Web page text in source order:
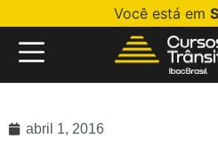
Você está em
abril 1, 2016